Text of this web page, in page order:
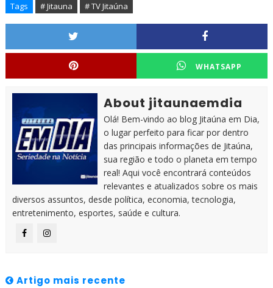
Tags # Jitauna # TV Jitaúna
WHATSAPP
About jitaunaemdia
Olá! Bem-vindo ao blog Jitaúna em Dia,
o lugar perfeito para ficar por dentro
das principais informações de Jitaúna,
sua região e todo o planeta em tempo
real! Aqui você encontrará conteúdos
relevantes e atualizados sobre os mais
diversos assuntos, desde política, economia, tecnologia,
entretenimento, esportes, saúde e cultura.
Artigo mais recente